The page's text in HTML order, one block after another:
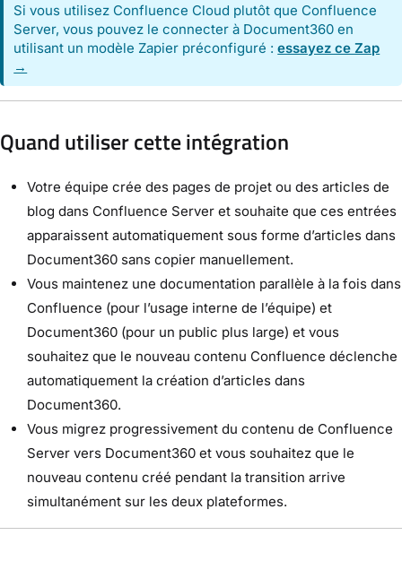
Si vous utilisez Confluence Cloud plutôt que Confluence
Server, vous pouvez le connecter à Document360 en
utilisant un modèle Zapier préconfiguré :essayez ce Zap
→
Quand utiliser cette intégration
Votre équipe crée des pages de projet ou des articles de
blog dans Confluence Server et souhaite que ces entrées
apparaissent automatiquement sous forme d’articles dans
Document360 sans copier manuellement.
Vous maintenez une documentation parallèle à la fois dans
Confluence (pour l’usage interne de l’équipe) et
Document360 (pour un public plus large) et vous
souhaitez que le nouveau contenu Confluence déclenche
automatiquement la création d’articles dans
Document360.
Vous migrez progressivement du contenu de Confluence
Server vers Document360 et vous souhaitez que le
nouveau contenu créé pendant la transition arrive
simultanément sur les deux plateformes.